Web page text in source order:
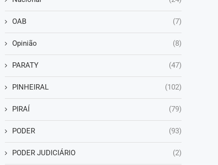
OAB (7)
Opinião (8)
PARATY (47)
PINHEIRAL (102)
PIRAÍ (79)
PODER (93)
PODER JUDICIÁRIO (2)